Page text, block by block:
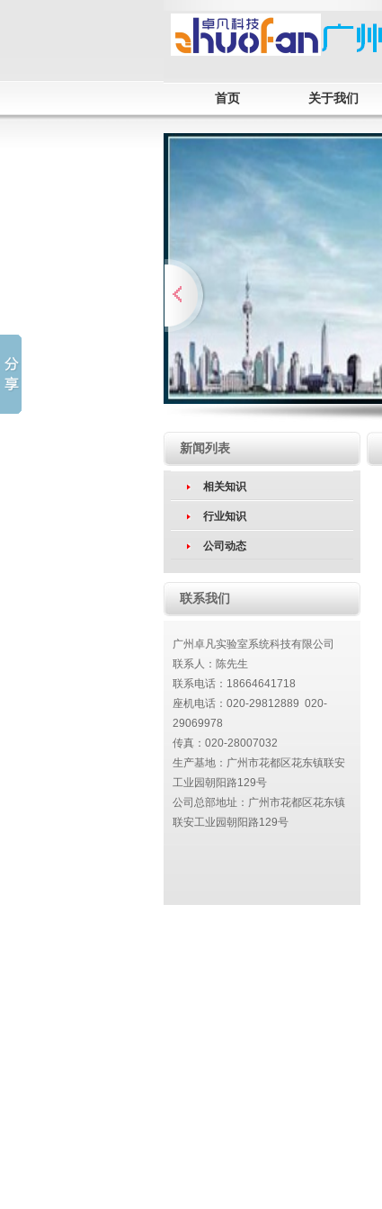
首页 关于我们
新闻列表
相关知识
行业知识
公司动态
联系我们
广州卓凡实验室系统科技有限公司
联系人：陈先生
联系电话：18664641718
座机电话：020-29812889 020-
29069978
传真：020-28007032
生产基地：广州市花都区花东镇联安
工业园朝阳路129号
公司总部地址： 广州市花都区花东镇
联安工业园朝阳路129号